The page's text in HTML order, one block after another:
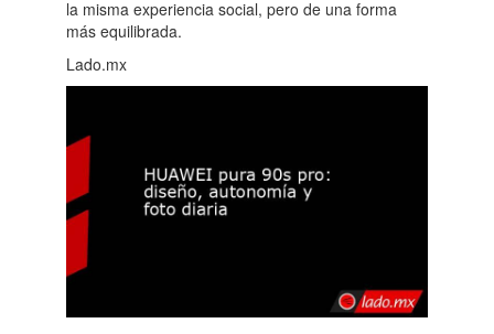
la misma experiencia social, pero de una forma
más equilibrada.
Lado.mx